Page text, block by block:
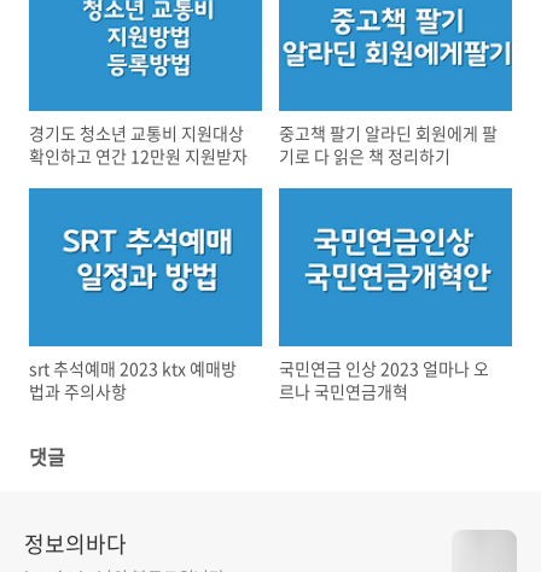
경기도 청소년 교통비 지원대상
확인하고 연간 12만원 지원받자
중고책 팔기 알라딘 회원에게 팔
기로 다 읽은 책 정리하기
srt 추석예매 2023 ktx 예매방
법과 주의사항
국민연금 인상 2023 얼마나 오
르나 국민연금개혁
댓글
정보의바다